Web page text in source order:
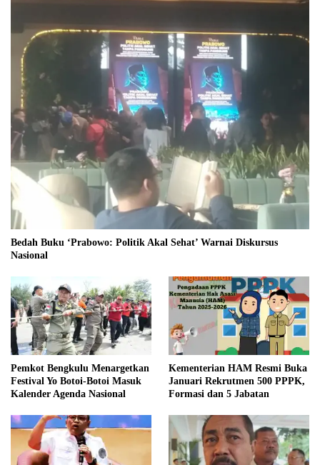
Bedah Buku ‘Prabowo: Politik Akal Sehat’ Warnai Diskursus
Nasional
Pemkot Bengkulu Menargetkan
Festival Yo Botoi-Botoi Masuk
Kalender Agenda Nasional
Kementerian HAM Resmi Buka
Januari Rekrutmen 500 PPPK,
Formasi dan 5 Jabatan